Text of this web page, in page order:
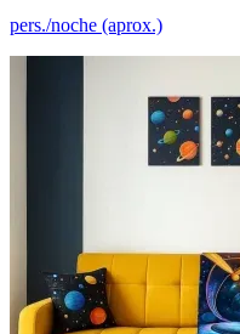
pers./noche (aprox.)